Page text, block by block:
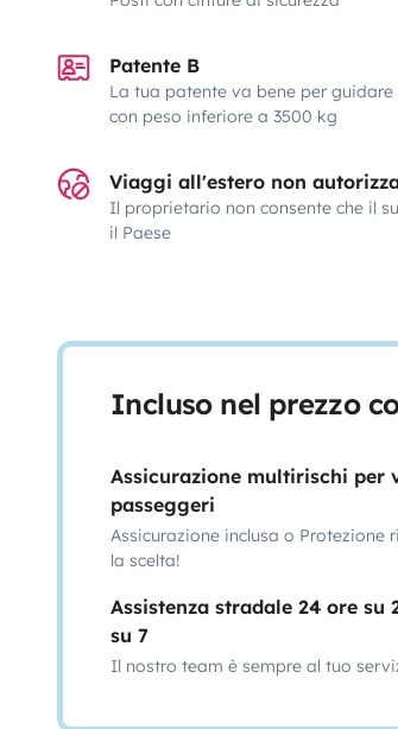
Patente B
La tua patente va bene per
con peso inferiore a 3500 kg
Viaggi all'estero non
Il proprietario non consente che il
il Paese
Incluso nel prezzo
Assicurazione multirischi per
passeggeri
Assicurazione inclusa o Protezione
la scelta!
Assistenza stradale 24 ore su
su 7
Il nostro team è sempre al tuo